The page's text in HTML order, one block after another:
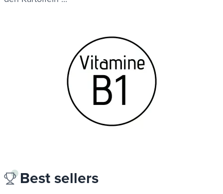
Best sellers